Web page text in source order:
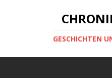
GESCHICHTEN